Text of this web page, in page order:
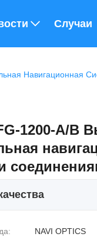
Случаи
1200-A/B
NAVI OPTICS